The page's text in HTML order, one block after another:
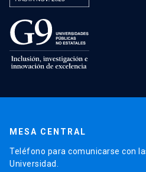
MESA CENTRAL
Teléfono para comunicarse con
Universidad.